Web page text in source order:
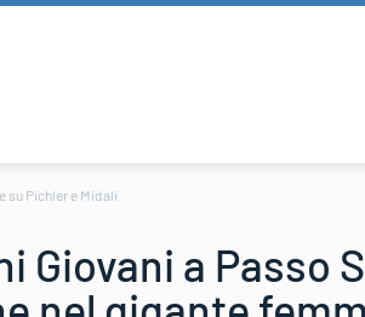
su Pichler e Midali
Giovani a Passo